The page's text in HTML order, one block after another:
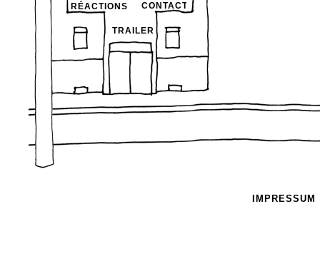
RÉACTIONS CONTACT
TRAILER
IMPRESSUM